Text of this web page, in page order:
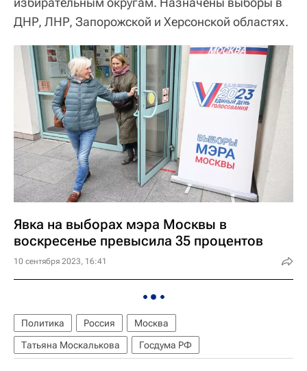
ДНР, ЛНР, Запорожской и Херсонской областях.
Явка на выборах мэра Москвы в
воскресенье превысила 35 процентов
10 сентября 2023, 16:41
Политика Россия
Москва
Татьяна Москалькова
Госдума РФ